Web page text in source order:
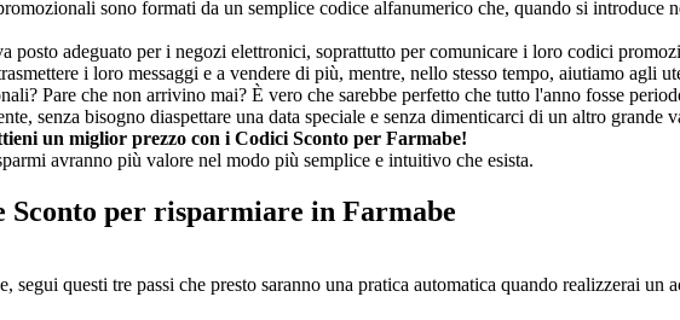
sono formati da un semplice codice alfanumerico che, quando si introduce
adeguato per i negozi elettronici, soprattutto per comunicare i loro codici
i loro messaggi e a vendere di più, mentre, nello stesso tempo, aiutiamo agli
Pare che non arrivino mai? È vero che sarebbe perfetto che tutto l'anno fosse
senza bisogno diaspettare una data speciale e senza dimenticarci di un altro
un miglior prezzo con i Codici Sconto per Farmabe!
avranno più valore nel modo più semplice e intuitivo che esista.
Sconto per risparmiare in Farmabe
questi tre passi che presto saranno una pratica automatica quando realizzerai un